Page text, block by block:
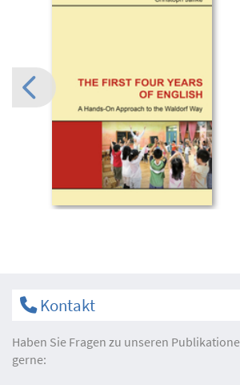
Kontakt
Haben Sie Fragen zu unseren
gerne: